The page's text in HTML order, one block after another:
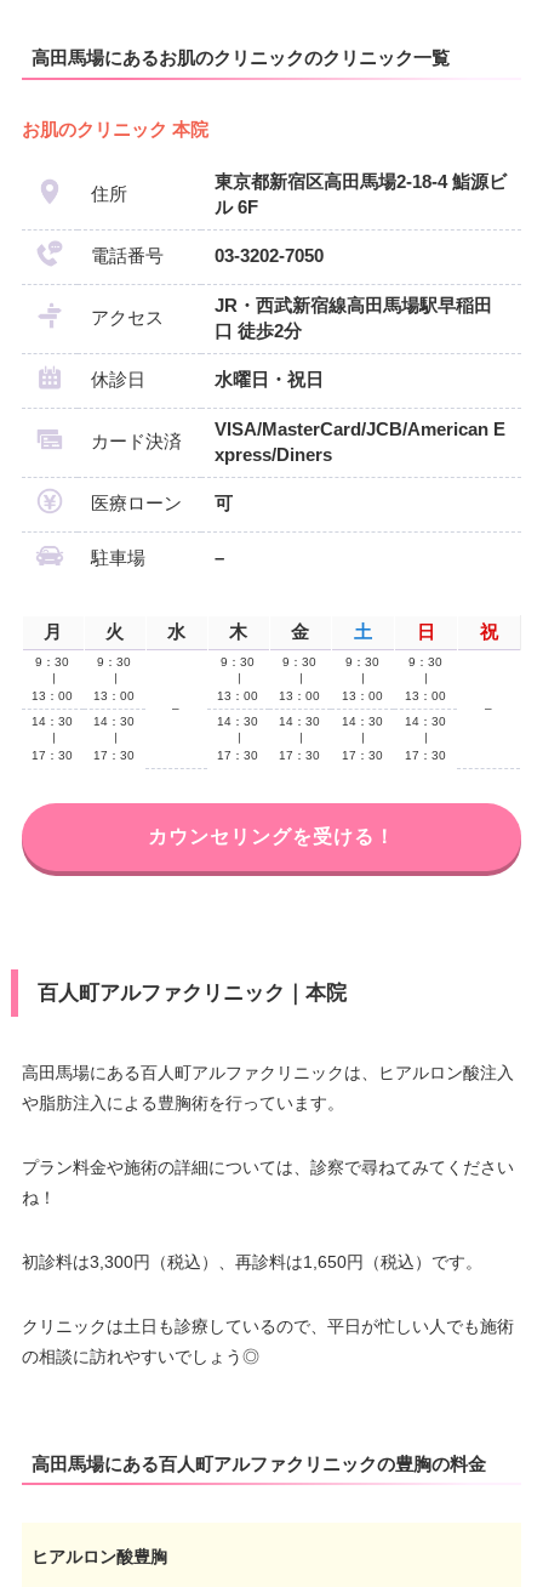
高田馬場にあるお肌のクリニックのクリニック一覧
お肌のクリニック 本院
住所
東京都新宿区高田馬場2-18-4 鮨源ビ
ル 6F
電話番号 03-3202-7050
アクセス
JR・西武新宿線高田馬場駅早稲田
口 徒歩2分
休診日 水曜日・祝日
カード決済
VISA/MasterCard/JCB/American E
xpress/Diners
医療ローン 可
駐車場 –
月 火 水 木 金 土 日 祝
9：30
13：00
9：30
13：00
–
9：30
13：00
9：30
13：00
9：30
13：00
9：30
13：00
–
14：30
17：30
14：30
17：30
14：30
17：30
14：30
17：30
14：30
17：30
14：30
17：30
カウンセリングを受ける！
百人町アルファクリニック｜本院
高田馬場にある百人町アルファクリニックは、ヒアルロン酸注入
や脂肪注入による豊胸術を行っています。
プラン料金や施術の詳細については、診察で尋ねてみてください
ね！
初診料は3,300円（税込）、再診料は1,650円（税込）です。
クリニックは土日も診療しているので、平日が忙しい人でも施術
の相談に訪れやすいでしょう◎
高田馬場にある百人町アルファクリニックの豊胸の料金
ヒアルロン酸豊胸